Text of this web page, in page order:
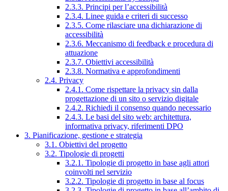
2.3.3. Principi per l’accessibilità
2.3.4. Linee guida e criteri di successo
2.3.5. Come rilasciare una dichiarazione di
accessibilità
2.3.6. Meccanismo di feedback e procedura di
attuazione
2.3.7. Obiettivi accessibilità
2.3.8. Normativa e approfondimenti
2.4. Privacy
2.4.1. Come rispettare la privacy sin dalla
progettazione di un sito o servizio digitale
2.4.2. Richiedi il consenso quando necessario
2.4.3. Le basi del sito web: architettura,
informativa privacy, riferimenti DPO
3. Pianificazione, gestione e strategia
3.1. Obiettivi del progetto
3.2. Tipologie di progetti
3.2.1. Tipologie di progetto in base agli attori
coinvolti nel servizio
3.2.2. Tipologie di progetto in base al focus